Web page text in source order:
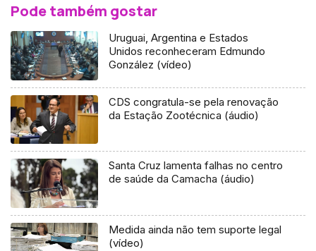
Pode também gostar
Uruguai, Argentina e Estados
Unidos reconheceram Edmundo
González (vídeo)
CDS congratula-se pela renovação
da Estação Zootécnica (áudio)
Santa Cruz lamenta falhas no centro
de saúde da Camacha (áudio)
Medida ainda não tem suporte legal
(vídeo)